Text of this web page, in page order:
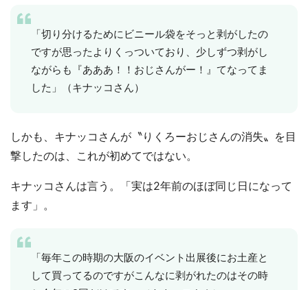
「切り分けるためにビニール袋をそっと剥がしたの
ですが思ったよりくっついており、少しずつ剥がし
ながらも『あああ！！おじさんがー！』てなってま
した」（キナッコさん）
しかも、キナッコさんが〝りくろーおじさんの消失〟を目
撃したのは、これが初めてではない。
キナッコさんは言う。「実は2年前のほぼ同じ日になって
ます」。
「毎年この時期の大阪のイベント出展後にお土産と
して買ってるのですがこんなに剥がれたのはその時